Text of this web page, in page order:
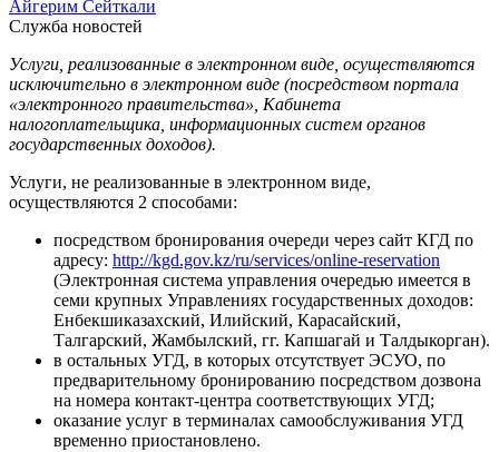
Айгерим Сейткали
Служба новостей
Услуги, реализованные в электронном виде, осуществляются
исключительно в электронном виде (посредством портала
«электронного правительства», Кабинета
налогоплательщика, информационных систем органов
государственных доходов).
Услуги, не реализованные в электронном виде,
осуществляются 2 способами:
посредством бронирования очереди через сайт КГД по
адресу: http://kgd.gov.kz/ru/services/online-reservation
(Электронная система управления очередью имеется в
семи крупных Управлениях государственных доходов:
Енбекшиказахский, Илийский, Карасайский,
Талгарский, Жамбылский, гг. Капшагай и Талдыкорган).
в остальных УГД, в которых отсутствует ЭСУО, по
предварительному бронированию посредством дозвона
на номера контакт-центра соответствующих УГД;
оказание услуг в терминалах самообслуживания УГД
временно приостановлено.